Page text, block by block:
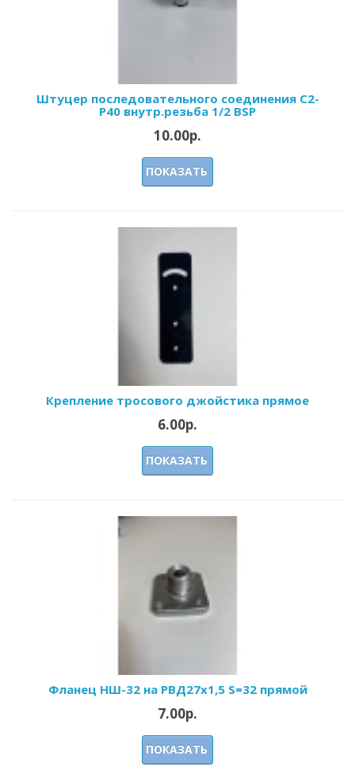
Штуцер последовательного соединения C2-
Р40 внутр.резьба 1/2 BSP
10.00р.
ПОКАЗАТЬ
Крепление тросового джойстика прямое
6.00р.
ПОКАЗАТЬ
Фланец НШ-32 на РВД27х1,5 S=32 прямой
7.00р.
ПОКАЗАТЬ